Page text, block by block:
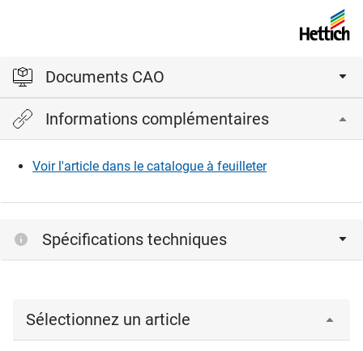
Documents CAO
Veuillez vous connecter pour afficher et télécharger les
fichiers CAD.
Connexion
Informations complémentaires
Voir l'article dans le catalogue à feuilleter
Spécifications techniques
Sélectionnez un article